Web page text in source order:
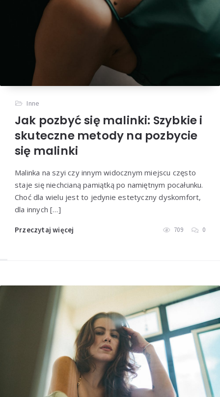
Inne
Jak pozbyć się malinki: Szybkie i
skuteczne metody na pozbycie
się malinki
Malinka na szyi czy innym widocznym miejscu często
staje się niechcianą pamiątką po namiętnym pocałunku.
Choć dla wielu jest to jedynie estetyczny dyskomfort,
dla innych […]
Przeczytaj więcej 709 0